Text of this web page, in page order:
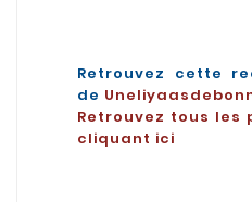
Retrouvez cette
de
Retrouvez tous les
cliquant ici